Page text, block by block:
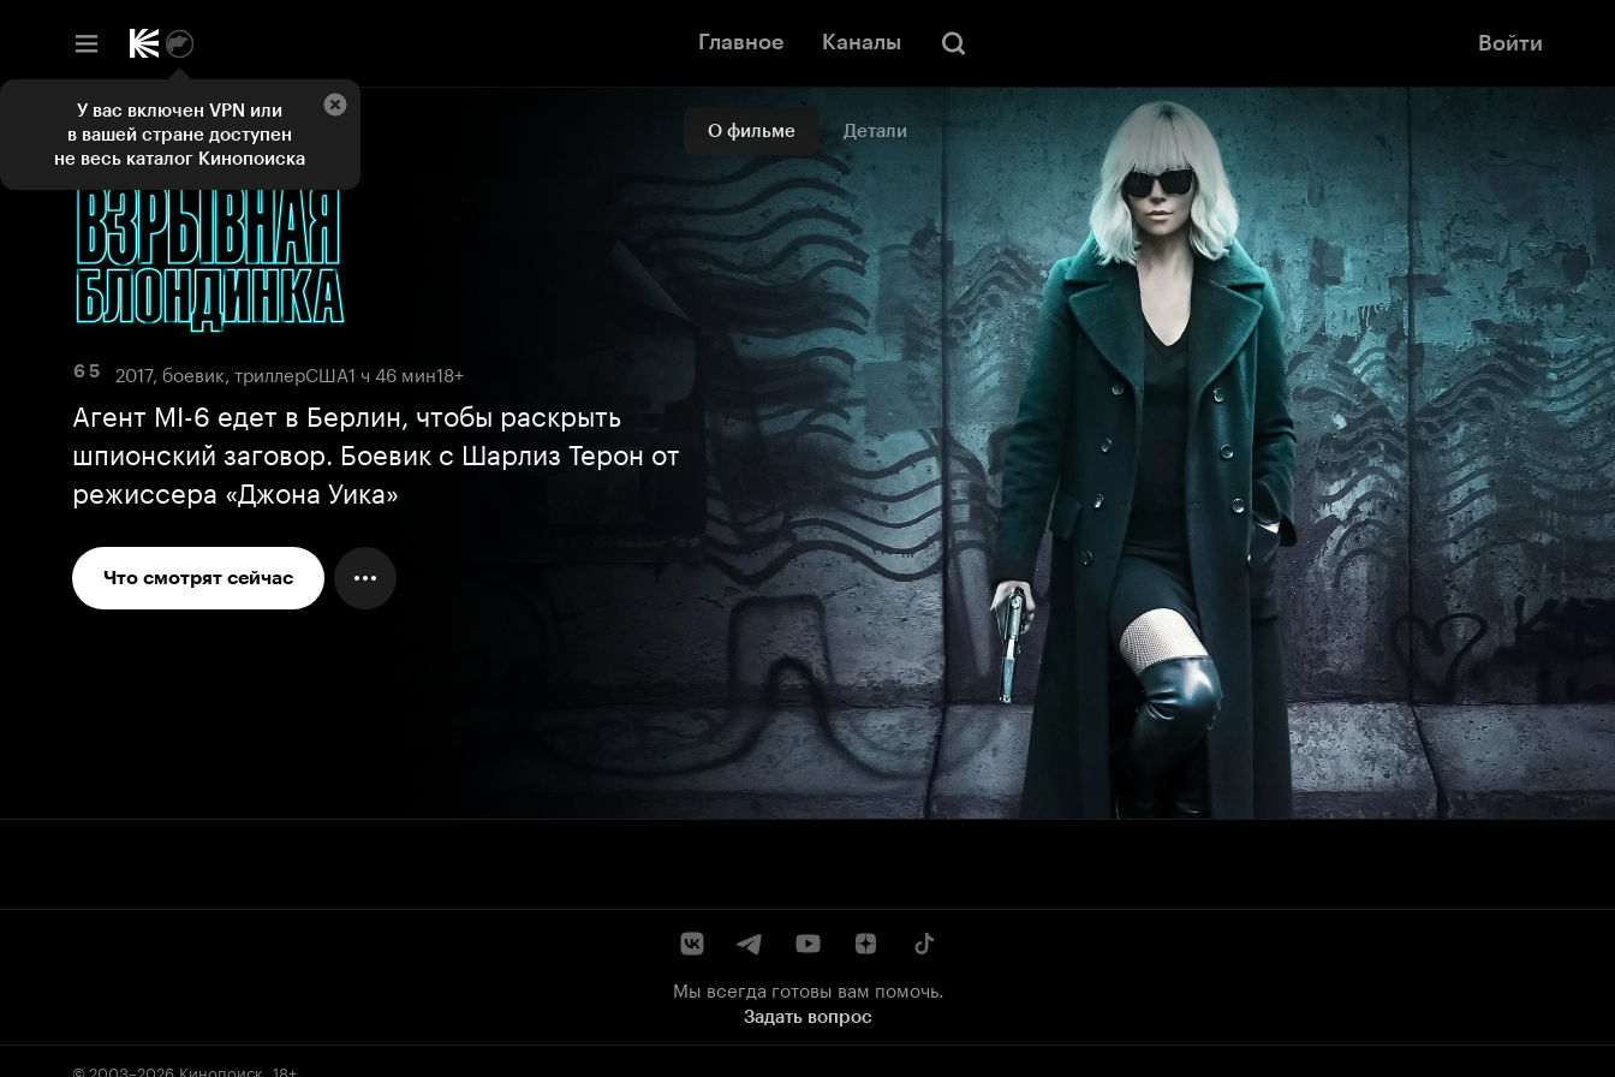
Главное Каналы Войти
О фильме Детали
6 5 2017, боевик, триллерСША1 ч 46 мин18+
Агент MI-6 едет в Берлин, чтобы раскрыть
шпионский заговор. Боевик с Шарлиз Терон от
режиссера «Джона Уика»
Что смотрят сейчас
Мы всегда готовы вам помочь.
Задать вопрос
© 2003–2026 Кинопоиск 18+
У вас включен VPN или
в вашей стране доступен
не весь каталог Кинопоиска